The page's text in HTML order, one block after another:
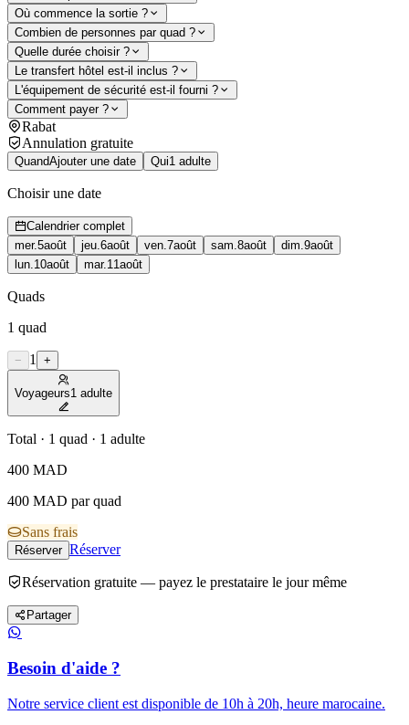
Où commence la sortie ?
Combien de personnes par quad ?
Quelle durée choisir ?
Le transfert hôtel est-il inclus ?
L'équipement de sécurité est-il fourni ?
Comment payer ?
Rabat
Annulation gratuite
QuandAjouter une date Qui1 adulte
Choisir une date
Calendrier complet
mer.5août jeu.6août ven.7août sam.8août dim.9août
lun.10août mar.11août
Quads
1 quad
− 1 +
Voyageurs1 adulte
Total · 1 quad · 1 adulte
400 MAD
400 MAD par quad
Sans frais
Réserver Réserver
Réservation gratuite — payez le prestataire le jour même
Partager
Besoin d'aide ?
Notre service client est disponible de 10h à 20h, heure marocaine.